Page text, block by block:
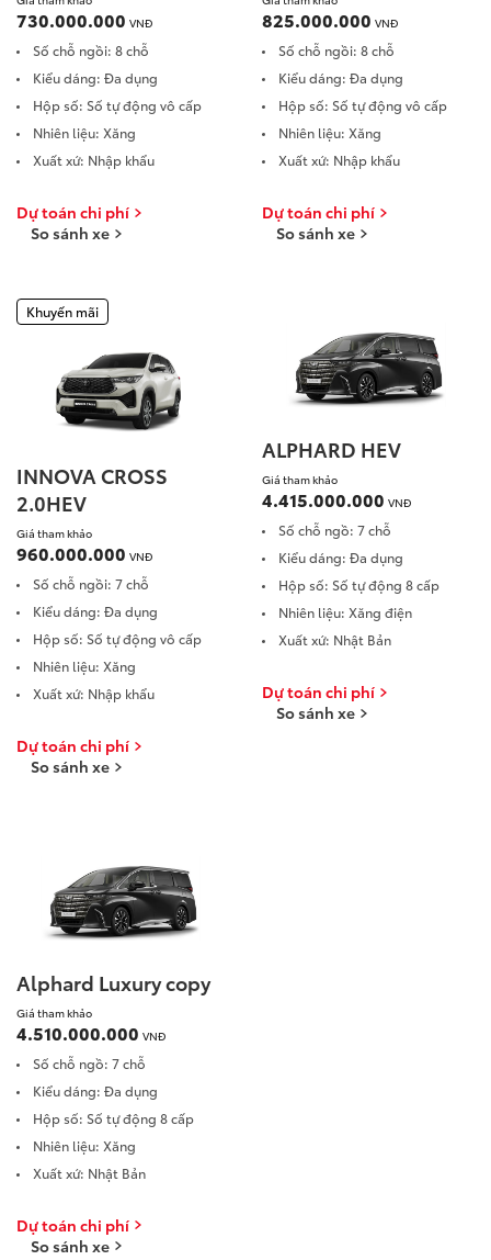
Giá từ: 1,198,000,000
Xem các mẫu LAND
730.000.000 VNĐ
Số chỗ ngồi: 8 chỗ
Kiểu dáng: Đa dụng
Hộp số: Số tự động vô cấp
Nhiên liệu: Xăng
Xuất xứ: Nhập khẩu
Dự toán chi phí
So sánh xe
825.000.000 VNĐ
Số chỗ ngồi: 8 chỗ
Kiểu dáng: Đa dụng
Hộp số: Số tự động vô cấp
Nhiên liệu: Xăng
Xuất xứ: Nhập khẩu
Dự toán chi phí
So sánh xe
Khuyến mãi
INNOVA CROSS
2.0HEV
Giá tham khảo
960.000.000 VNĐ
Số chỗ ngồi: 7 chỗ
Kiểu dáng: Đa dụng
Hộp số: Số tự động vô cấp
Nhiên liệu: Xăng
Xuất xứ: Nhập khẩu
Dự toán chi phí
So sánh xe
ALPHARD HEV
Giá tham khảo
4.415.000.000 VNĐ
Số chỗ ngồ: 7 chỗ
Kiểu dáng: Đa dụng
Hộp số: Số tự động 8 cấp
Nhiên liệu: Xăng điện
Xuất xứ: Nhật Bản
Dự toán chi phí
So sánh xe
Alphard Luxury copy
Giá tham khảo
4.510.000.000 VNĐ
Số chỗ ngồ: 7 chỗ
Kiểu dáng: Đa dụng
Hộp số: Số tự động 8 cấp
Nhiên liệu: Xăng
Xuất xứ: Nhật Bản
Dự toán chi phí
So sánh xe